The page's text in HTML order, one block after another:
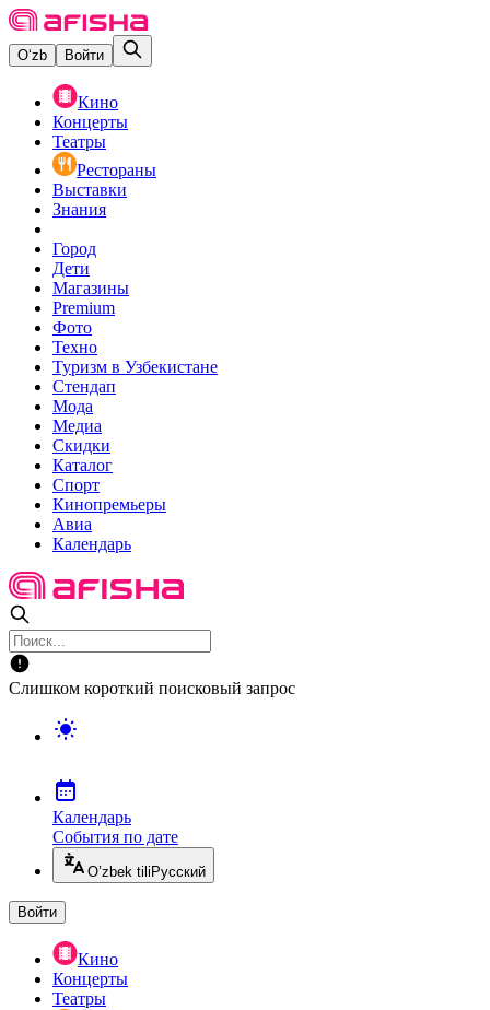
O‘zb Войти
Кино
Концерты
Театры
Рестораны
Выставки
Знания
Город
Дети
Магазины
Premium
Фото
Техно
Туризм в Узбекистане
Стендап
Мода
Медиа
Скидки
Каталог
Спорт
Кинопремьеры
Авиа
Календарь
Слишком короткий поисковый запрос
Календарь
События по дате
O’zbek tili Русский
Войти
Кино
Концерты
Театры